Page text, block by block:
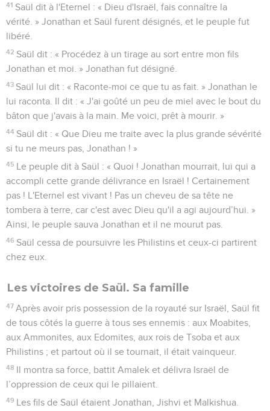
41 Saül dit à l'Eternel : « Dieu d'Israël, fais connaître la
vérité. » Jonathan et Saül furent désignés, et le peuple fut
libéré.
42 Saül dit : « Procédez à un tirage au sort entre mon fils
Jonathan et moi. » Jonathan fut désigné.
43 Saül lui dit : « Raconte-moi ce que tu as fait. » Jonathan le
lui raconta. Il dit : « J'ai goûté un peu de miel avec le bout du
bâton que j'avais à la main. Me voici, prêt à mourir. »
44 Saül dit : « Que Dieu me traite avec la plus grande sévérité
si tu ne meurs pas, Jonathan ! »
45 Le peuple dit à Saül : « Quoi ! Jonathan mourrait, lui qui a
accompli cette grande délivrance en Israël ! Certainement
pas ! L'Eternel est vivant ! Pas un cheveu de sa tête ne
tombera à terre, car c'est avec Dieu qu'il a agi aujourd’hui. »
Ainsi, le peuple sauva Jonathan et il ne mourut pas.
46 Saül cessa de poursuivre les Philistins et ceux-ci partirent
chez eux.
Les victoires de Saül. Sa famille
47 Après avoir pris possession de la royauté sur Israël, Saül fit
de tous côtés la guerre à tous ses ennemis : aux Moabites,
aux Ammonites, aux Edomites, aux rois de Tsoba et aux
Philistins ; et partout où il se tournait, il était vainqueur.
48 Il montra sa force, battit Amalek et délivra Israël de
l’oppression de ceux qui le pillaient.
49 Les fils de Saül étaient Jonathan, Jishvi et Malkishua.